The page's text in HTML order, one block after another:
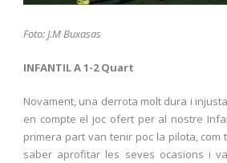
Foto: J.M Buxasas
INFANTIL A 1-2 Quart
Novament, una derrota molt dura i
en compte el joc ofert per al nostre
primera part van tenir poc la pilota, com
saber aprofitar les seves ocasions i